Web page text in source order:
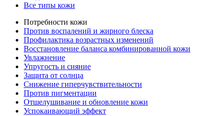
Все типы кожи
Потребности кожи
Против воспалений и жирного блеска
Профилактика возрастных изменений
Восстановление баланса комбинированной кожи
Увлажнение
Упругость и сияние
Защита от солнца
Снижение гиперчувствительности
Против пигментации
Отшелушивание и обновление кожи
Успокаивающий эффект